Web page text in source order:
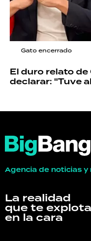
Gato encerrado
El duro relato
declarar: "Tuve
Agencia de noticias
La realidad
que te explota
en la cara